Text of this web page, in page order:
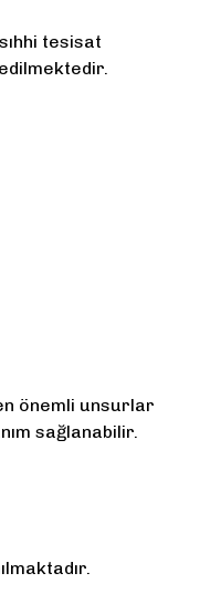
tesisat
önemli unsurlar
sağlanabilir.